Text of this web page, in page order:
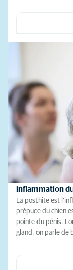
inflammation
La posthite est
prépuce du chien
pointe du pénis.
gland, on parle de